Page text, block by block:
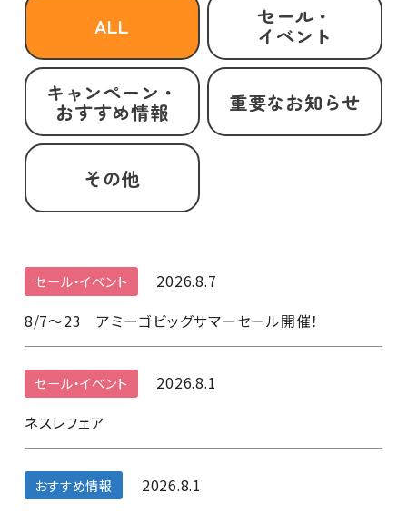
ALL セール・
イベント
キャンペーン・
おすすめ情報 重要なお知らせ
その他
セール・イベント
2026.8.7
8/7～23 アミーゴビッグサマーセール開催！
セール・イベント
2026.8.1
ネスレフェア
おすすめ情報
2026.8.1